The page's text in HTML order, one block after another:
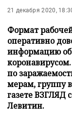
21 декабря 2020,
Формат
оперативно
информацию об
по
мерам, группу
газете ВЗГЛЯД
Левитин.